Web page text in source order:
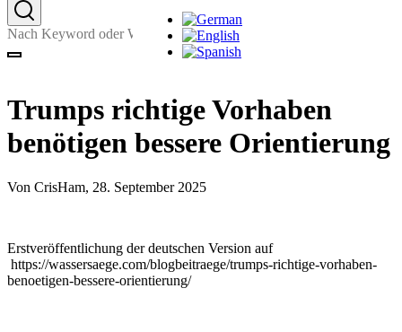
Suche
Suche
Trumps richtige Vorhaben
benötigen bessere Orientierung
Von CrisHam, 28. September 2025
Erstveröffentlichung der deutschen Version auf
https://wassersaege.com/blogbeitraege/trumps-richtige-vorhaben-
benoetigen-bessere-orientierung/